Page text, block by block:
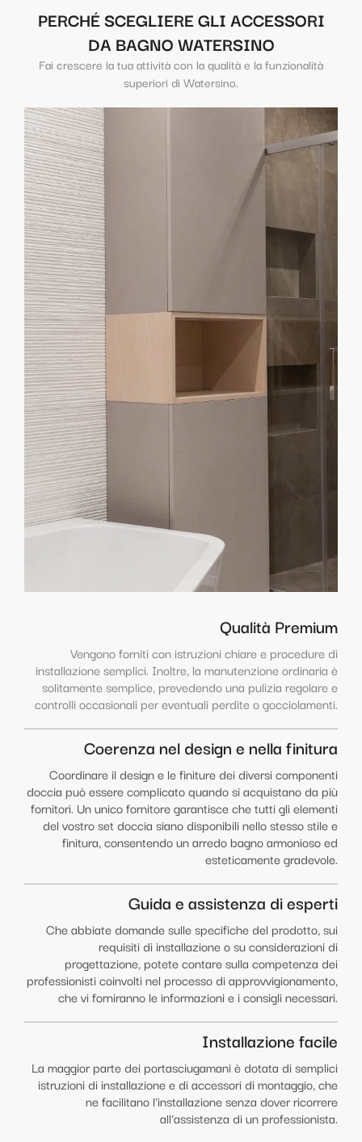
PERCHÉ SCEGLIERE GLI ACCESSORI
DA BAGNO WATERSINO
Fai crescere la tua attività con la qualità e la funzionalità
superiori di Watersino.
Qualità Premium
Vengono forniti con istruzioni chiare e procedure di
installazione semplici. Inoltre, la manutenzione ordinaria è
solitamente semplice, prevedendo una pulizia regolare e
controlli occasionali per eventuali perdite o gocciolamenti.
Coerenza nel design e nella finitura
Coordinare il design e le finiture dei diversi componenti
doccia può essere complicato quando si acquistano da più
fornitori. Un unico fornitore garantisce che tutti gli elementi
del vostro set doccia siano disponibili nello stesso stile e
finitura, consentendo un arredo bagno armonioso ed
esteticamente gradevole.
Guida e assistenza di esperti
Che abbiate domande sulle specifiche del prodotto, sui
requisiti di installazione o su considerazioni di
progettazione, potete contare sulla competenza dei
professionisti coinvolti nel processo di approvvigionamento,
che vi forniranno le informazioni e i consigli necessari.
Installazione facile
La maggior parte dei portasciugamani è dotata di semplici
istruzioni di installazione e di accessori di montaggio, che
ne facilitano l'installazione senza dover ricorrere
all'assistenza di un professionista.